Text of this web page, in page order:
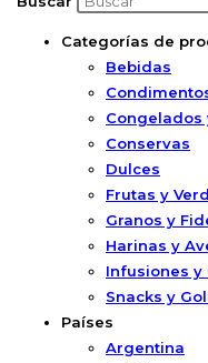
Categorías de
Bebidas
Congelados
Conservas
Dulces
Frutas y
Granos y
Harinas y
Infusiones y
Snacks y
Países
Argentina